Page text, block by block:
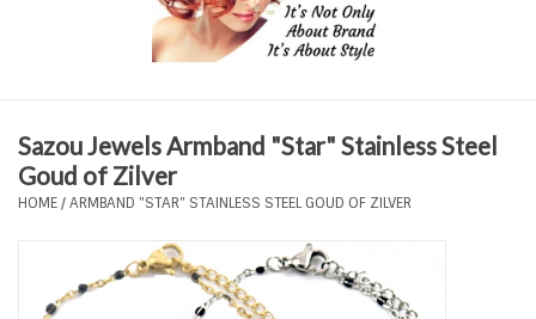
Plus Size Sieraden
Tassen en meer
Sazou Jewels Armband "Star" Stainless Steel
Goud of Zilver
HOME/ARMBAND "STAR" STAINLESS STEEL GOUD OF ZILVER